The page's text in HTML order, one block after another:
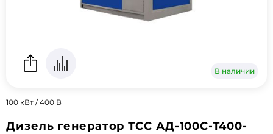
В наличии
100 кВт / 400 В
Дизель генератор ТСС АД-100С-Т400-